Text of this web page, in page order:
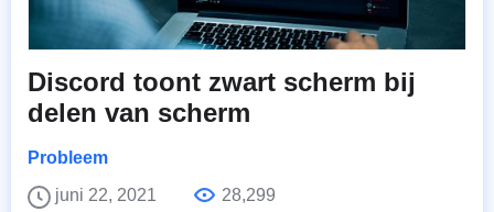
Discord toont zwart scherm bij
delen van scherm
Probleem
juni 22, 2021
28,299